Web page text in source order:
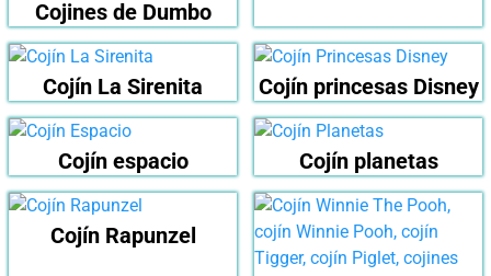
Cojines de Dumbo
Cojín La Sirenita Cojín princesas Disney
Cojín espacio Cojín planetas
Cojín Rapunzel